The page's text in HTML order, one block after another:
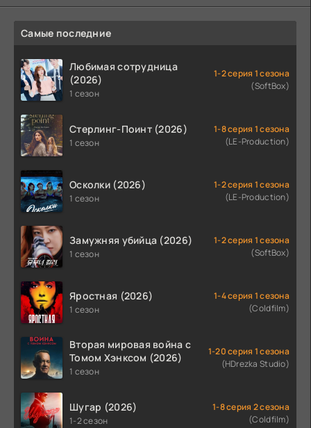
Самые последние
Любимая сотрудница
(2026)
1 сезон
1-2 серия 1 сезона
(SoftBox)
Стерлинг-Поинт (2026)
1 сезон
1-8 серия 1 сезона
(LE-Production)
Осколки (2026)
1 сезон
1-2 серия 1 сезона
(LE-Production)
Замужняя убийца (2026)
1 сезон
1-2 серия 1 сезона
(SoftBox)
Яростная (2026)
1 сезон
1-4 серия 1 сезона
(Coldfilm)
Вторая мировая война с
Томом Хэнксом (2026)
1 сезон
1-20 серия 1 сезона
(HDrezka Studio)
Шугар (2026)
1-2 сезон
1-8 серия 2 сезона
(Coldfilm)